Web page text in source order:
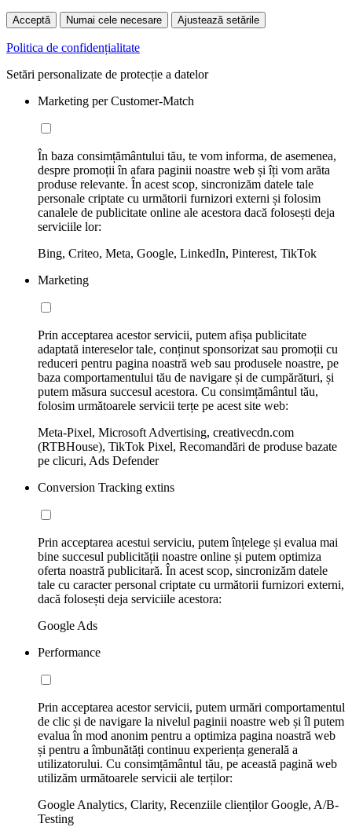
Acceptă Numai cele necesare Ajustează setările
Politica de confidențialitate
Setări personalizate de protecție a datelor
Marketing per Customer-Match
În baza consimțământului tău, te vom informa, de asemenea,
despre promoții în afara paginii noastre web și îți vom arăta
produse relevante. În acest scop, sincronizăm datele tale
personale criptate cu următorii furnizori externi și folosim
canalele de publicitate online ale acestora dacă folosești deja
serviciile lor:
Bing, Criteo, Meta, Google, LinkedIn, Pinterest, TikTok
Marketing
Prin acceptarea acestor servicii, putem afișa publicitate
adaptată intereselor tale, conținut sponsorizat sau promoții cu
reduceri pentru pagina noastră web sau produsele noastre, pe
baza comportamentului tău de navigare și de cumpărături, și
putem măsura succesul acestora. Cu consimțământul tău,
folosim următoarele servicii terțe pe acest site web:
Meta-Pixel, Microsoft Advertising, creativecdn.com
(RTBHouse), TikTok Pixel, Recomandări de produse bazate
pe clicuri, Ads Defender
Conversion Tracking extins
Prin acceptarea acestui serviciu, putem înțelege și evalua mai
bine succesul publicității noastre online și putem optimiza
oferta noastră publicitară. În acest scop, sincronizăm datele
tale cu caracter personal criptate cu următorii furnizori externi,
dacă folosești deja serviciile acestora:
Google Ads
Performance
Prin acceptarea acestor servicii, putem urmări comportamentul
de clic și de navigare la nivelul paginii noastre web și îl putem
evalua în mod anonim pentru a optimiza pagina noastră web
și pentru a îmbunătăți continuu experiența generală a
utilizatorului. Cu consimțământul tău, pe această pagină web
utilizăm următoarele servicii ale terților:
Google Analytics, Clarity, Recenziile clienților Google, A/B-
Testing